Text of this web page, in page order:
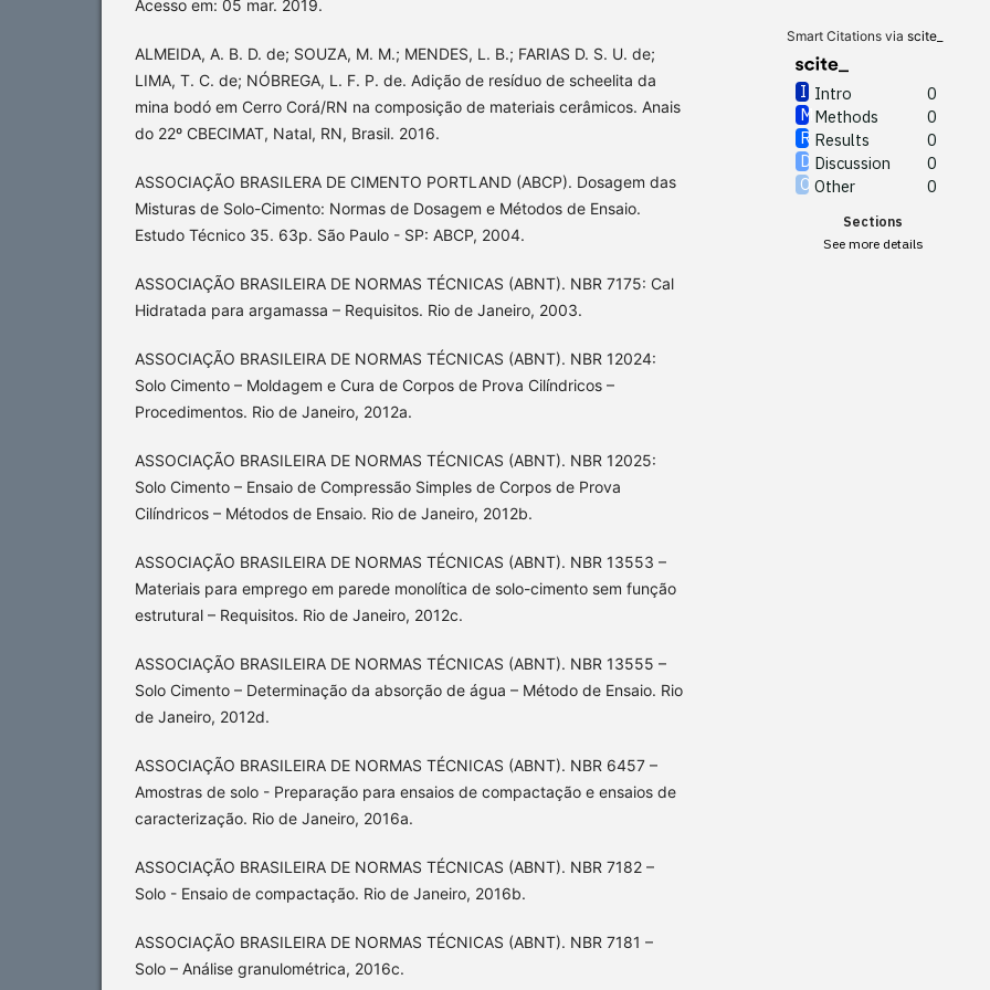
Acesso em: 05 mar. 2019.
ALMEIDA, A. B. D. de; SOUZA, M. M.; MENDES, L. B.; FARIAS D. S. U. de;
LIMA, T. C. de; NÓBREGA, L. F. P. de. Adição de resíduo de scheelita da
mina bodó em Cerro Corá/RN na composição de materiais cerâmicos. Anais
do 22º CBECIMAT, Natal, RN, Brasil. 2016.
ASSOCIAÇÃO BRASILERA DE CIMENTO PORTLAND (ABCP). Dosagem das
Misturas de Solo-Cimento: Normas de Dosagem e Métodos de Ensaio.
Estudo Técnico 35. 63p. São Paulo - SP: ABCP, 2004.
ASSOCIAÇÃO BRASILEIRA DE NORMAS TÉCNICAS (ABNT). NBR 7175: Cal
Hidratada para argamassa – Requisitos. Rio de Janeiro, 2003.
ASSOCIAÇÃO BRASILEIRA DE NORMAS TÉCNICAS (ABNT). NBR 12024:
Solo Cimento – Moldagem e Cura de Corpos de Prova Cilíndricos –
Procedimentos. Rio de Janeiro, 2012a.
ASSOCIAÇÃO BRASILEIRA DE NORMAS TÉCNICAS (ABNT). NBR 12025:
Solo Cimento – Ensaio de Compressão Simples de Corpos de Prova
Cilíndricos – Métodos de Ensaio. Rio de Janeiro, 2012b.
ASSOCIAÇÃO BRASILEIRA DE NORMAS TÉCNICAS (ABNT). NBR 13553 –
Materiais para emprego em parede monolítica de solo-cimento sem função
estrutural – Requisitos. Rio de Janeiro, 2012c.
ASSOCIAÇÃO BRASILEIRA DE NORMAS TÉCNICAS (ABNT). NBR 13555 –
Solo Cimento – Determinação da absorção de água – Método de Ensaio. Rio
de Janeiro, 2012d.
ASSOCIAÇÃO BRASILEIRA DE NORMAS TÉCNICAS (ABNT). NBR 6457 –
Amostras de solo - Preparação para ensaios de compactação e ensaios de
caracterização. Rio de Janeiro, 2016a.
ASSOCIAÇÃO BRASILEIRA DE NORMAS TÉCNICAS (ABNT). NBR 7182 –
Solo - Ensaio de compactação. Rio de Janeiro, 2016b.
ASSOCIAÇÃO BRASILEIRA DE NORMAS TÉCNICAS (ABNT). NBR 7181 –
Solo – Análise granulométrica, 2016c.
Smart Citations via scite_
Intro
0
Methods
0
Results
0
Discussion
0
Other
0
Sections
See more details